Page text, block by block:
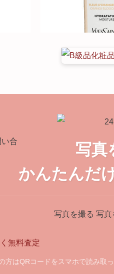
写真
かんたんだ
方はQRコードをスマホで読み取っ